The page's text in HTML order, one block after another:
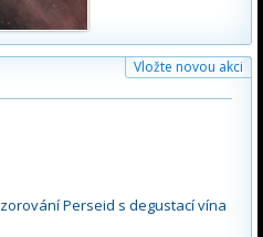
Vložte novou akci
Perseid s degustací vína